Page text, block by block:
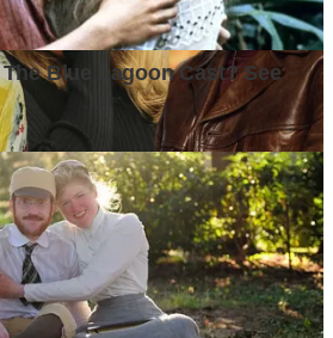
bahwa setiap tulisan punya nyawa.
cerita yang mengalir, memastikan
di tempat yang tepat untuk kenyamanan